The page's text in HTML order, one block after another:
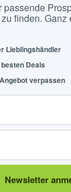
passende
finden.
Lieblingshändler
Deals
verpassen
Newsletter